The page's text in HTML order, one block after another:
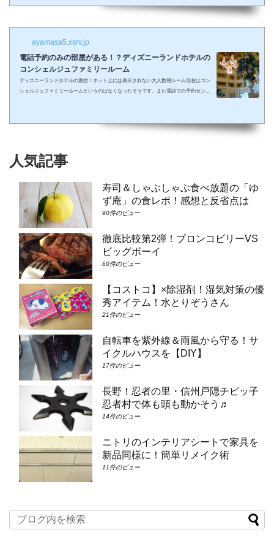
ラした夢の国を可愛い我が子に見せたかったのに・・・。 そんな時、「ディズニーラ...
ayamasa5.xsrv.jp
電話予約のみの部屋がある！？ディズニーランドホテルの
コンシェルジュファミリールーム
ディズニーランドホテルの裏技！ネット上には表示されない大人数用ルーム現在はコン
シェルジュファミリールームというのはなくなったそうです。また電話での予約センタ
ュ・スーペリアルーム（パークビュー）（7-8階）④コンシェルジュ・デラックスルー
人気記事
寿司＆しゃぶしゃぶ食べ放題の「ゆ
ず庵」の食レポ！感想と反省点は
90件のビュー
徹底比較第2弾！ブロンコビリーVS
ビッグボーイ
60件のビュー
【コストコ】×除湿剤！湿気対策の優
秀アイテム！水とりぞうさん
21件のビュー
自転車を紫外線＆雨風から守る！サ
イクルハウスを【DIY】
17件のビュー
長野！忍者の里・信州戸隠チビッ子
忍者村で体も頭も動かそう♬
14件のビュー
ニトリのインテリアシートで家具を
新品同様に！簡単リメイク術
11件のビュー